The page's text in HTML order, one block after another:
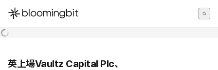
한국어
英上場Vaultz Capital Plc、